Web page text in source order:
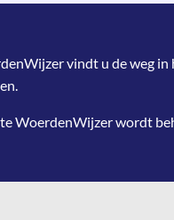
vindt u de weg in
WoerdenWijzer wordt